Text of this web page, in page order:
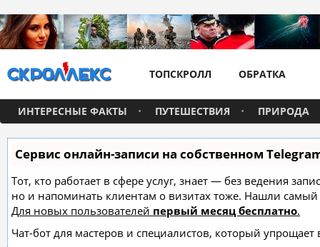
ТОПСКРОЛЛ ОБРАТКА
ИНТЕРЕСНЫЕ ФАКТЫ ПУТЕШЕСТВИЯ ПРИРОДА
Сервис онлайн-записи на собственном
Тот, кто работает в сфере услуг, знает — без ведения
но и напоминать клиентам о визитах тоже. Нашли
Для новых пользователей первый месяц бесплатно.
Чат-бот для мастеров и специалистов, который упрощает